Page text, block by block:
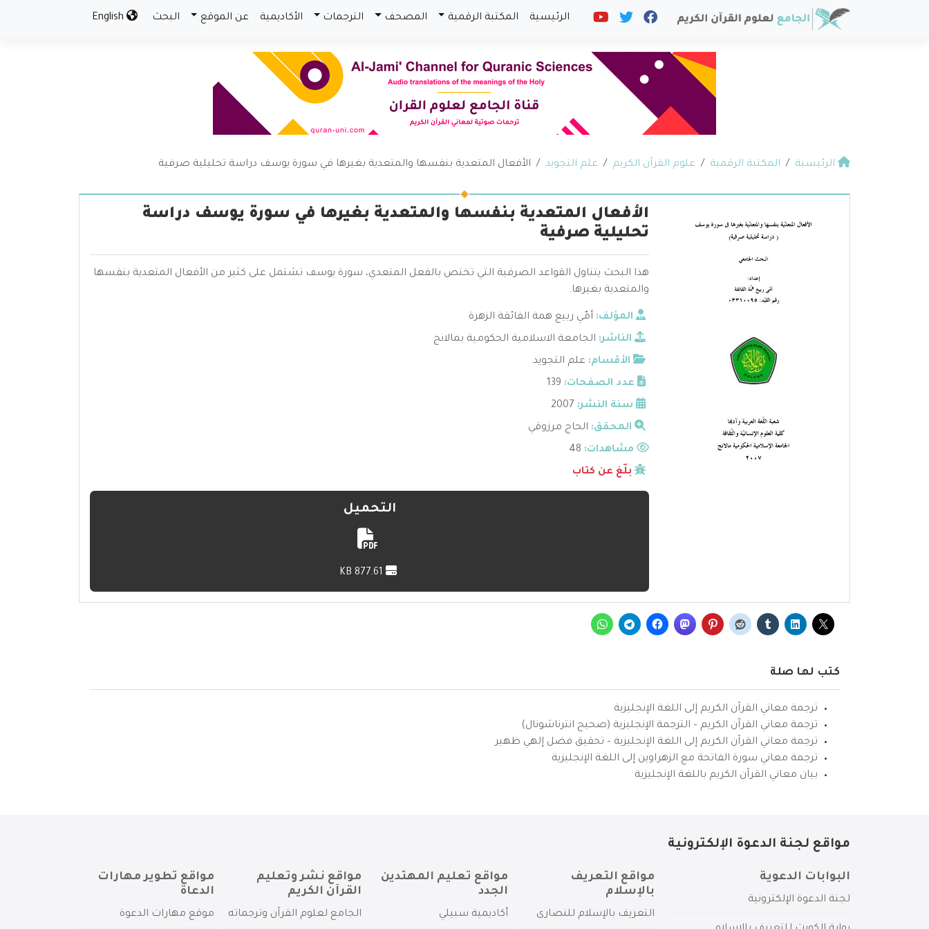
الرئيسية المكتبة الرقمية المصحف الترجمات الأكاديمية عن الموقع البحث
الرئيسية المكتبة الرقمية علوم القرآن الكريم علم التجويد الأفعال المتعدية بنفسها والمتعدية بغيرها في سورة يوسف دراسة تحليلية صرفية
الأفعال المتعدية بنفسها والمتعدية بغيرها في سورة يوسف دراسة
تحليلية صرفية
هذا البحث يتناول القواعد الصرفية التي تختص بالفعل المتعدي، سورة يوسف تشتمل على كثير من الأفعال المتعدية بنفسها
والمتعدية بغيرها.
المؤلف: أمّي ربيع همة الفائقة الزهرة
الناشر: الجامعة الاسلامية الحكومية بمالانج
الأقسام: علم التجويد
عدد الصفحات: 139
سنة النشر: 2007
المحقق: الحاج مرزوقي
مشاهدات:
بلّغ عن كتاب
التحميل
كتب لها صلة
ترجمة معاني القرآن الكريم إلى اللغة الإنجليزية
ترجمة معاني القرآن الكريم – الترجمة الإنجليزية (صحيح انترناشونال)
ترجمة معاني القرآن الكريم إلى اللغة الإنجليزية – تحقيق فضل إلهي ظهير
ترجمة معاني سورة الفاتحة مع الزهراوين إلى اللغة الإنجليزية
بيان معاني القرآن الكريم باللغة الإنجليزية
مواقع لجنة الدعوة الإلكترونية
البوابات الدعوية
لجنة الدعوة الإلكترونية
مواقع التعريف
بالإسلام
التعريف بالإسلام للنصارى
مواقع تعليم المهتدين
الجدد
أكاديمية سبيلي
مواقع نشر وتعليم
القرآن الكريم
الجامع لعلوم القرآن وترجماته
مواقع تطوير مهارات
الدعاة
موقع مهارات الدعوة